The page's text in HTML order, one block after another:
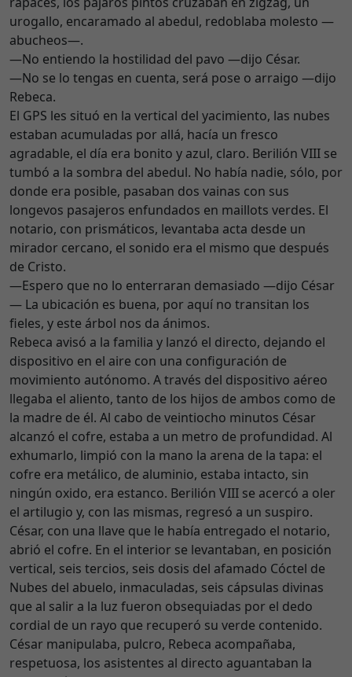
urogallo, encaramado al abedul, redoblaba molesto —
abucheos—.
—No entiendo la hostilidad del pavo —dijo César.
—No se lo tengas en cuenta, será pose o arraigo —dijo
Rebeca.
El GPS les situó en la vertical del yacimiento, las nubes
estaban acumuladas por allá, hacía un fresco
agradable, el día era bonito y azul, claro. Berilión VIII se
tumbó a la sombra del abedul. No había nadie, sólo, por
donde era posible, pasaban dos vainas con sus
longevos pasajeros enfundados en maillots verdes. El
notario, con prismáticos, levantaba acta desde un
mirador cercano, el sonido era el mismo que después
de Cristo.
—Espero que no lo enterraran demasiado —dijo César
— La ubicación es buena, por aquí no transitan los
fieles, y este árbol nos da ánimos.
Rebeca avisó a la familia y lanzó el directo, dejando el
dispositivo en el aire con una configuración de
movimiento autónomo. A través del dispositivo aéreo
llegaba el aliento, tanto de los hijos de ambos como de
la madre de él. Al cabo de veintiocho minutos César
alcanzó el cofre, estaba a un metro de profundidad. Al
exhumarlo, limpió con la mano la arena de la tapa: el
cofre era metálico, de aluminio, estaba intacto, sin
ningún oxido, era estanco. Berilión VIII se acercó a oler
el artilugio y, con las mismas, regresó a un suspiro.
César, con una llave que le había entregado el notario,
abrió el cofre. En el interior se levantaban, en posición
vertical, seis tercios, seis dosis del afamado Cóctel de
Nubes del abuelo, inmaculadas, seis cápsulas divinas
que al salir a la luz fueron obsequiadas por el dedo
cordial de un rayo que recuperó su verde contenido.
César manipulaba, pulcro, Rebeca acompañaba,
respetuosa, los asistentes al directo aguantaban la